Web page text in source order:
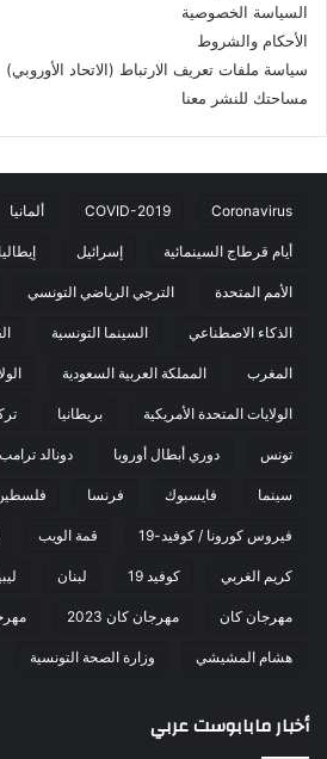
السياسة الخصوصية
الأحكام والشروط
سياسة ملفات تعريف الارتباط (الاتحاد الأوروبي)
مساحتك للنشر معنا
Coronavirus
COVID-2019 ألمانيا
أيام قرطاج السينمائية إسرائيل إيطاليا
الأمم المتحدة الترجي الرياضي التونسي
الذكاء الاصطناعي السينما التونسية
المغرب المملكة العربية السعودية
الولايات المتحدة الأمريكية بريطانيا
تونس دوري أبطال أوروبا دونالد ترامب
سينما فايسبوك فرنسا
فيروس كورونا / كوفيد-19 قمة الويب
كريم الغربي كوفيد 19 لبنان
مهرجان كان مهرجان كان 2023
هشام المشيشي وزارة الصحة التونسية
أخبار مابابوست عربي